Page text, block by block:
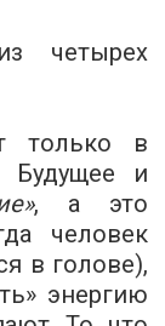
четырех
только в
Будущее и
, а это
человек
в голове),
энергию